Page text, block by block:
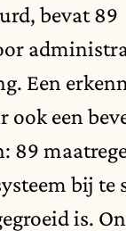
bevat 89
Een
ook een
89
bij te
is.